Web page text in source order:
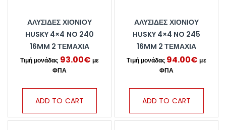
ΑΛΥΣΊΔΕΣ ΧΙΟΝΙΟΎ
HUSKY 4×4 NO 240
16MM 2 ΤΕΜΆΧΙΑ
93.00€
ADD TO CART
ΑΛΥΣΊΔΕΣ ΧΙΟΝΙΟΎ
HUSKY 4×4 NO 245
16MM 2 ΤΕΜΆΧΙΑ
94.00€
ADD TO CART